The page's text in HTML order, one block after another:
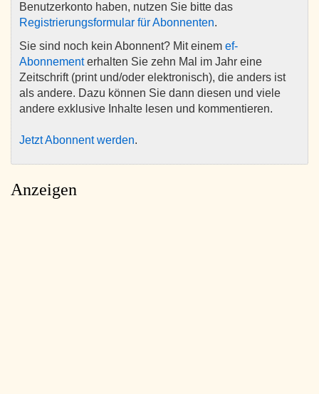
Benutzerkonto haben, nutzen Sie bitte das
Registrierungsformular für Abonnenten.
Sie sind noch kein Abonnent? Mit einem ef-
Abonnementerhalten Sie zehn Mal im Jahr eine
Zeitschrift (print und/oder elektronisch), die anders ist
als andere. Dazu können Sie dann diesen und viele
andere exklusive Inhalte lesen und kommentieren.
Jetzt Abonnent werden.
Anzeigen